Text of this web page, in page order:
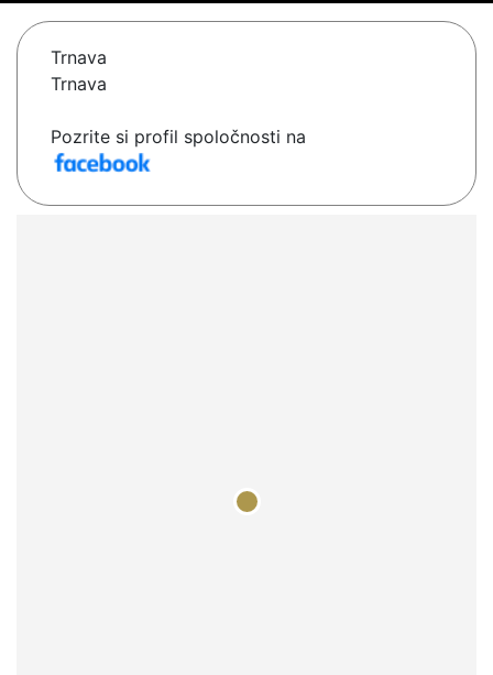
Trnava
Trnava
Pozrite si profil spoločnosti na